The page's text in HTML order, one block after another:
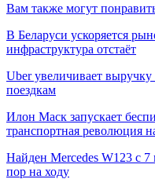
Вам также могут
В Беларуси ускоряется
инфраструктура отстаёт
Uber увеличивает
поездкам
Илон Маск запускает
транспортная революция
Найден Mercedes W123 с
пор на ходу